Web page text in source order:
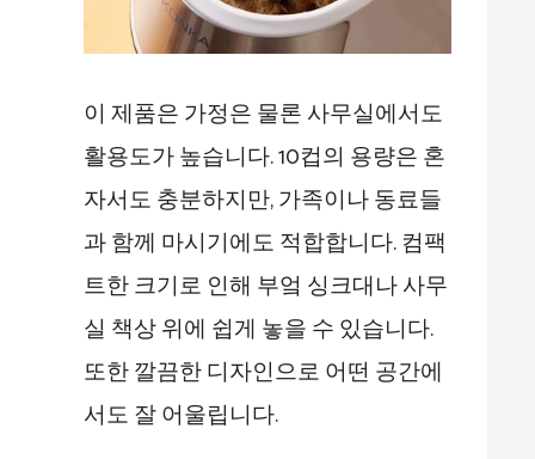
이 제품은 가정은 물론 사무실에서도
활용도가 높습니다. 10컵의 용량은 혼
자서도 충분하지만, 가족이나 동료들
과 함께 마시기에도 적합합니다. 컴팩
트한 크기로 인해 부엌 싱크대나 사무
실 책상 위에 쉽게 놓을 수 있습니다.
또한 깔끔한 디자인으로 어떤 공간에
서도 잘 어울립니다.